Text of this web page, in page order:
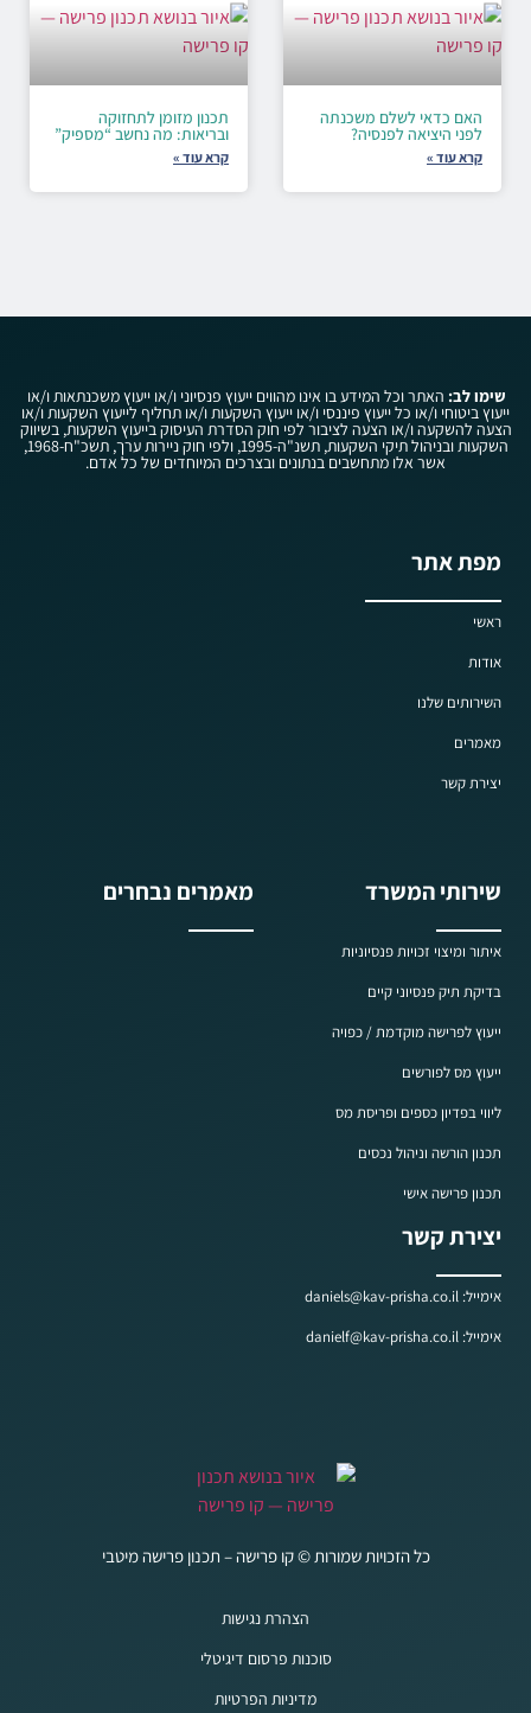
האם כדאי לשלם משכנתה
לפני היציאה לפנסיה?
קרא עוד »
תכנון מזומן לתחזוקה
ובריאות: מה נחשב “מספיק”
קרא עוד »
שימו לב: האתר וכל המידע בו אינו מהווים ייעוץ פנסיוני ו/או ייעוץ משכנתאות ו/או
ייעוץ ביטוחי ו/או כל ייעוץ פיננסי ו/או ייעוץ השקעות ו/או תחליף לייעוץ השקעות ו/או
הצעה להשקעה ו/או הצעה לציבור לפי חוק הסדרת העיסוק בייעוץ השקעות, בשיווק
השקעות ובניהול תיקי השקעות, תשנ"ה-1995, ולפי חוק ניירות ערך, תשכ"ח-1968,
אשר אלו מתחשבים בנתונים ובצרכים המיוחדים של כל אדם.
מפת אתר
ראשי
אודות
השירותים שלנו
מאמרים
יצירת קשר
שירותי המשרד
איתור ומיצוי זכויות פנסיוניות
בדיקת תיק פנסיוני קיים
ייעוץ לפרישה מוקדמת / כפויה
ייעוץ מס לפורשים
ליווי בפדיון כספים ופריסת מס
תכנון הורשה וניהול נכסים
תכנון פרישה אישי
מאמרים נבחרים
יצירת קשר
אימייל: daniels@kav-prisha.co.il
אימייל: danielf@kav-prisha.co.il
כל הזכויות שמורות © קו פרישה – תכנון פרישה מיטבי
הצהרת נגישות
סוכנות פרסום דיגיטלי
מדיניות הפרטיות